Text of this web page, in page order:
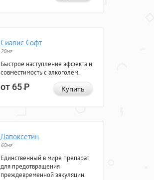
Сиалис Софт
20мг
Быстрое наступление эффекта и
совместимость с алкоголем.
от 65Р Купить
Дапоксетин
60мг
Единственный в мире препарат
для предотвращения
преждевременной эякуляции.